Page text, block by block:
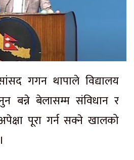
गगन थापाले विद्यालय
बन्ने बेलासम्म संविधान र
पूरा गर्न सक्ने खालको